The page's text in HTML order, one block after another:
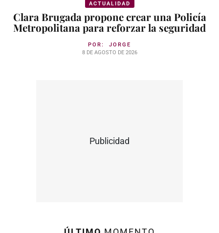
ACTUALIDAD
Clara Brugada propone crear una Policía
Metropolitana para reforzar la seguridad
POR: JORGE
8 DE AGOSTO DE 2026
Publicidad